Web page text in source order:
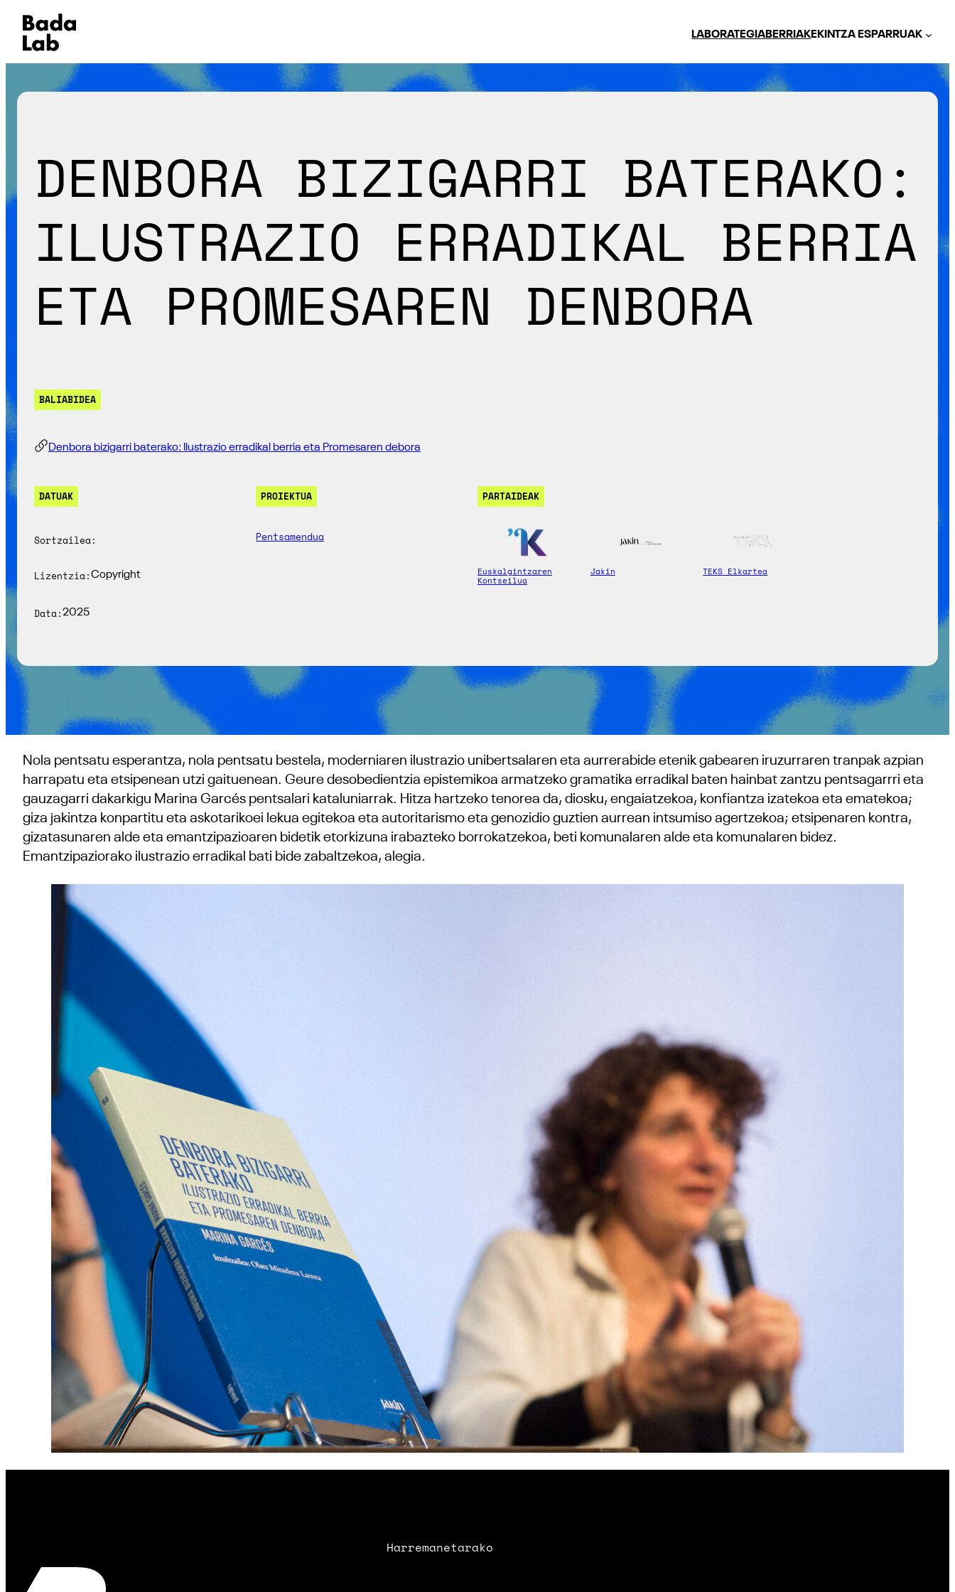
LABORATEGIABERRIAKEKINTZA ESPARRUAK
DENBORA BIZIGARRI BATERAKO:
ILUSTRAZIO ERRADIKAL BERRIA
ETA PROMESAREN DENBORA
BALIABIDEA
Denbora bizigarri baterako: Ilustrazio erradikal berria eta Promesaren debora
DATUAK
Sortzailea:
Lizentzia:Copyright
Data:2025
PROIEKTUA
Pentsamendua
PARTAIDEAK
Euskalgintzaren
Kontseilua
Jakin TEKS Elkartea
Nola pentsatu esperantza, nola pentsatu bestela, moderniaren ilustrazio unibertsalaren eta aurrerabide etenik gabearen iruzurraren tranpak azpian
harrapatu eta etsipenean utzi gaituenean. Geure desobedientzia epistemikoa armatzeko gramatika erradikal baten hainbat zantzu pentsagarrri eta
gauzagarri dakarkigu Marina Garcés pentsalari kataluniarrak. Hitza hartzeko tenorea da, diosku, engaiatzekoa, konfiantza izatekoa eta ematekoa;
giza jakintza konpartitu eta askotarikoei lekua egitekoa eta autoritarismo eta genozidio guztien aurrean intsumiso agertzekoa; etsipenaren kontra,
gizatasunaren alde eta emantzipazioaren bidetik etorkizuna irabazteko borrokatzekoa, beti komunalaren alde eta komunalaren bidez.
Emantzipaziorako ilustrazio erradikal bati bide zabaltzekoa, alegia.
Harremanetarako